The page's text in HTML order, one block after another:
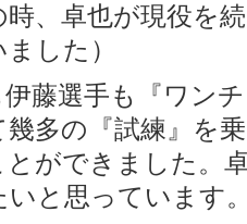
時、卓也が現役を
した）
藤選手も『ワン
多の『試練』を
とができました。
いと思っています